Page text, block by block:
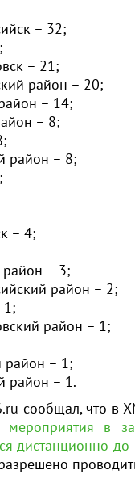
– 32;
– 21;
район – 20;
– 14;
– 8;
район – 8;
– 4;
район – 3;
район – 2;
1;
район – 1;
район – 1;
район – 1.
сообщал, что в
мероприятия в
дистанционно